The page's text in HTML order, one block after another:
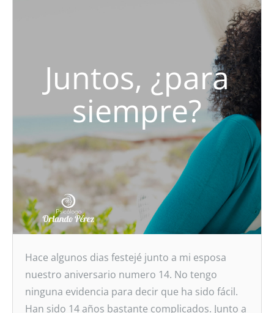
Juntos, ¿para
siempre?
Hace algunos dias festejé junto a mi esposa
nuestro aniversario numero 14. No tengo
ninguna evidencia para decir que ha sido fácil.
Han sido 14 años bastante complicados. Junto a